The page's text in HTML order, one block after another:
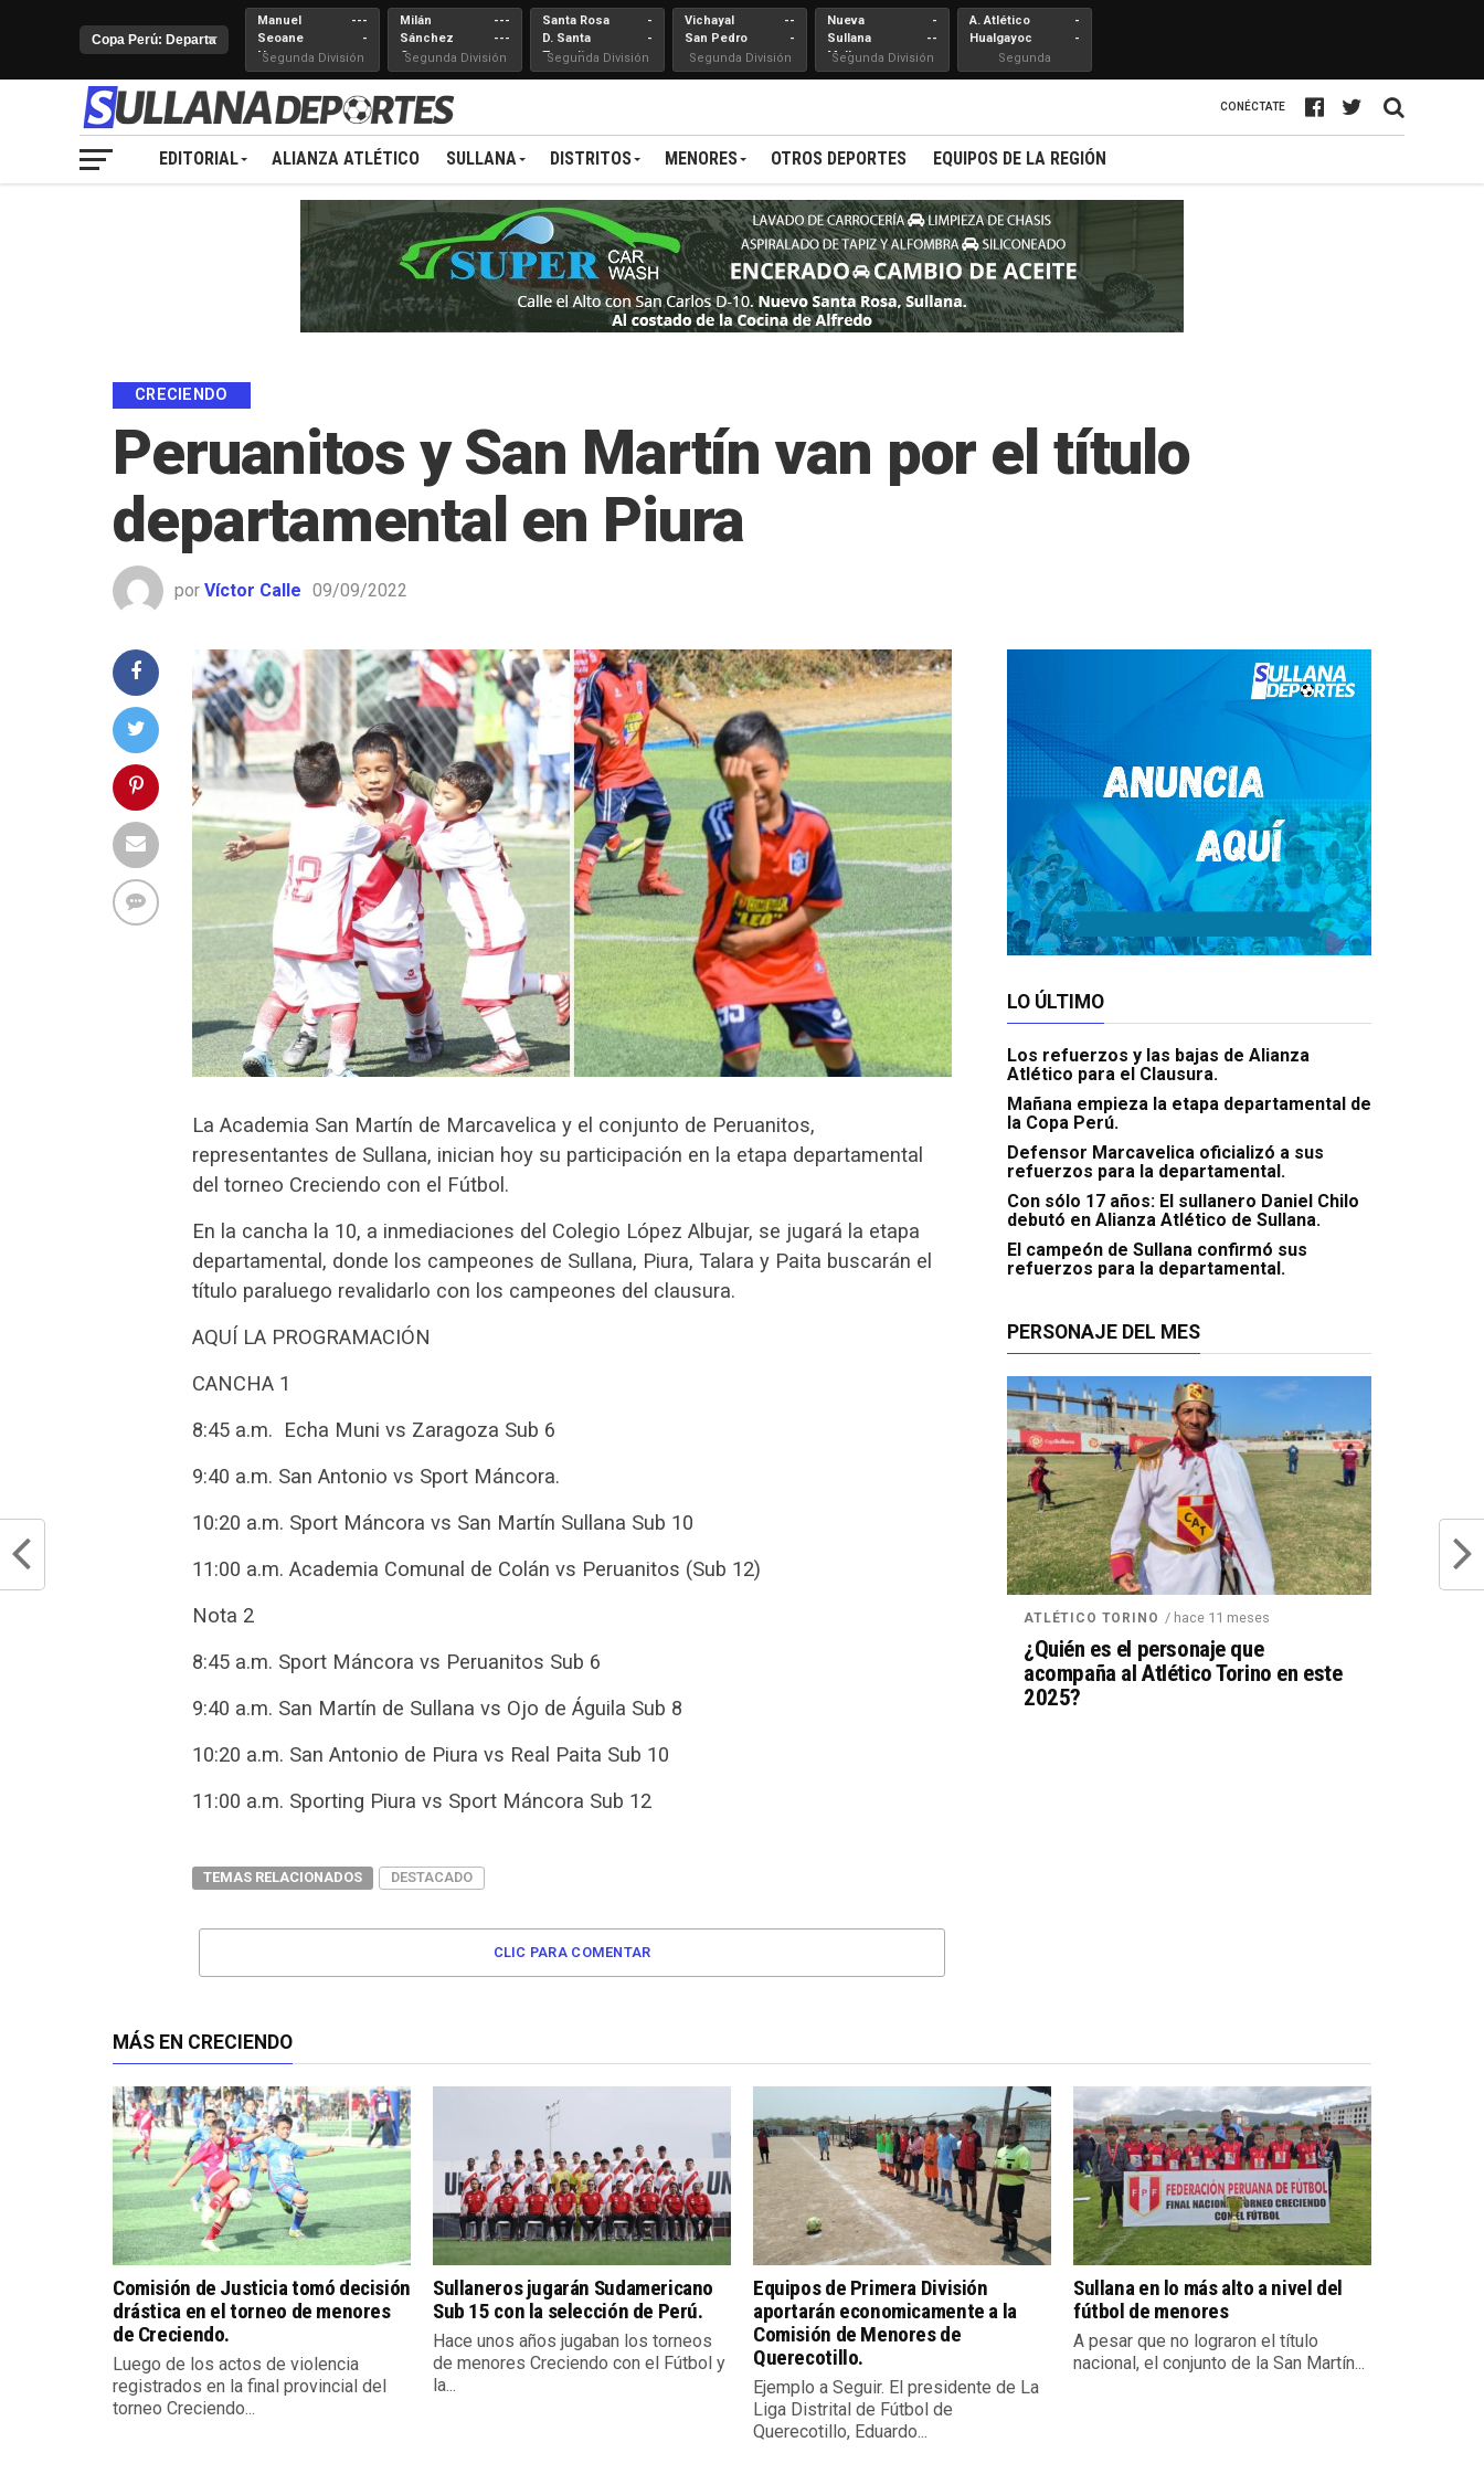
Manuel
Seoane
Nueva
Juventud
---
-
Segunda División
Milán
Sánchez
Cerro
---
---
Segunda División
Santa Rosa
D. Santa
Teresita
-
-
Segunda División
Vichayal
San Pedro
--
-
Segunda División
Nueva
Sullana
Mallares
-
--
Segunda División
A. Atlético
Hualgayoc
-
-
Segunda
Profesional
CONÉCTATE
EDITORIAL ALIANZA ATLÉTICO SULLANA DISTRITOS MENORES OTROS DEPORTES EQUIPOS DE LA REGIÓN
CRECIENDO
Peruanitos y San Martín van por el título
departamental en Piura
por Víctor Calle 09/09/2022
La Academia San Martín de Marcavelica y el conjunto de Peruanitos,
representantes de Sullana, inician hoy su participación en la etapa departamental
del torneo Creciendo con el Fútbol.
En la cancha la 10, a inmediaciones del Colegio López Albujar, se jugará la etapa
departamental, donde los campeones de Sullana, Piura, Talara y Paita buscarán el
título paraluego revalidarlo con los campeones del clausura.
AQUÍ LA PROGRAMACIÓN
CANCHA 1
8:45 a.m. Echa Muni vs Zaragoza Sub 6
9:40 a.m. San Antonio vs Sport Máncora.
10:20 a.m. Sport Máncora vs San Martín Sullana Sub 10
11:00 a.m. Academia Comunal de Colán vs Peruanitos (Sub 12)
Nota 2
8:45 a.m. Sport Máncora vs Peruanitos Sub 6
9:40 a.m. San Martín de Sullana vs Ojo de Águila Sub 8
10:20 a.m. San Antonio de Piura vs Real Paita Sub 10
11:00 a.m. Sporting Piura vs Sport Máncora Sub 12
TEMAS RELACIONADOS DESTACADO
CLIC PARA COMENTAR
LO ÚLTIMO
Los refuerzos y las bajas de Alianza
Atlético para el Clausura.
Mañana empieza la etapa departamental de
la Copa Perú.
Defensor Marcavelica oficializó a sus
refuerzos para la departamental.
Con sólo 17 años: El sullanero Daniel Chilo
debutó en Alianza Atlético de Sullana.
El campeón de Sullana confirmó sus
refuerzos para la departamental.
PERSONAJE DEL MES
ATLÉTICO TORINO / hace 11 meses
¿Quién es el personaje que
acompaña al Atlético Torino en este
2025?
MÁS EN CRECIENDO
Comisión de Justicia tomó decisión
drástica en el torneo de menores
de Creciendo.
Luego de los actos de violencia
registrados en la final provincial del
torneo Creciendo...
Sullaneros jugarán Sudamericano
Sub 15 con la selección de Perú.
Hace unos años jugaban los torneos
de menores Creciendo con el Fútbol y
la...
Equipos de Primera División
aportarán economicamente a la
Comisión de Menores de
Querecotillo.
Ejemplo a Seguir. El presidente de La
Liga Distrital de Fútbol de
Querecotillo, Eduardo...
Sullana en lo más alto a nivel del
fútbol de menores
A pesar que no lograron el título
nacional, el conjunto de la San Martín...